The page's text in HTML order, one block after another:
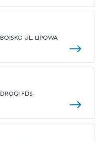
BOISKO UL. LIPOWA
DROGI FDS